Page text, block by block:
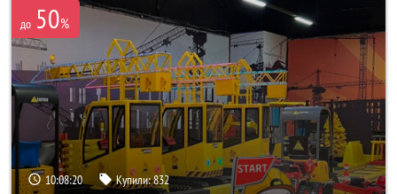
до 50%
10:08:17 Купили:832